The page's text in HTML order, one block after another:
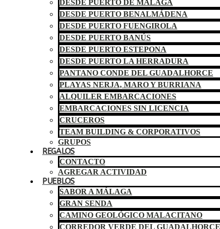
DESDE PUERTO DE MÁLAGA
DESDE PUERTO BENALMÁDENA
DESDE PUERTO FUENGIROLA
DESDE PUERTO BANÚS
DESDE PUERTO ESTEPONA
DESDE PUERTO LA HERRADURA
PANTANO CONDE DEL GUADALHORCE
PLAYAS NERJA, MARO Y BURRIANA
ALQUILER EMBARCACIONES
EMBARCACIONES SIN LICENCIA
CRUCEROS
TEAM BUILDING & CORPORATIVOS
GRUPOS
REGALOS
CONTACTO
AGREGAR ACTIVIDAD
PUEBLOS
SABOR A MÁLAGA
GRAN SENDA
CAMINO GEOLÓGICO MALACITANO
CORREDOR VERDE DEL GUADALHORCE